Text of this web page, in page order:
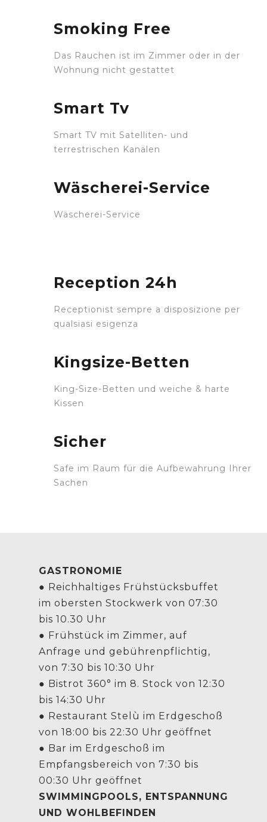
Smoking Free
Das Rauchen ist im Zimmer oder in der
Wohnung nicht gestattet
Smart Tv
Smart TV mit Satelliten- und
terrestrischen Kanälen
Wäscherei-Service
Wäscherei-Service
Reception 24h
Receptionist sempre a disposizione per
qualsiasi esigenza
Kingsize-Betten
King-Size-Betten und weiche & harte
Kissen
Sicher
Safe im Raum für die Aufbewahrung Ihrer
Sachen
GASTRONOMIE
● Reichhaltiges Frühstücksbuffet
im obersten Stockwerk von 07:30
bis 10.30 Uhr
● Frühstück im Zimmer, auf
Anfrage und gebührenpflichtig,
von 7:30 bis 10:30 Uhr
● Bistrot 360° im 8. Stock von 12:30
bis 14:30 Uhr
● Restaurant Stelù im Erdgeschoß
von 18:00 bis 22:30 Uhr geöffnet
● Bar im Erdgeschoß im
Empfangsbereich von 7:30 bis
00:30 Uhr geöffnet
SWIMMINGPOOLS, ENTSPANNUNG
UND WOHLBEFINDEN